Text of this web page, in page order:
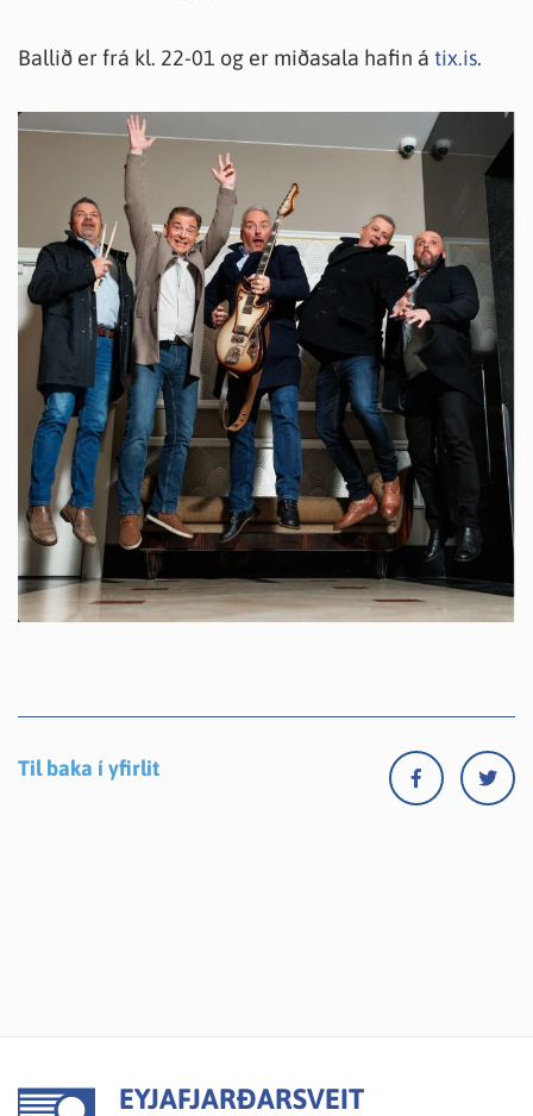
Ballið er frá kl. 22-01 og er miðasala hafin á tix.is.
Til baka í yfirlit
EYJAFJARÐARSVEIT